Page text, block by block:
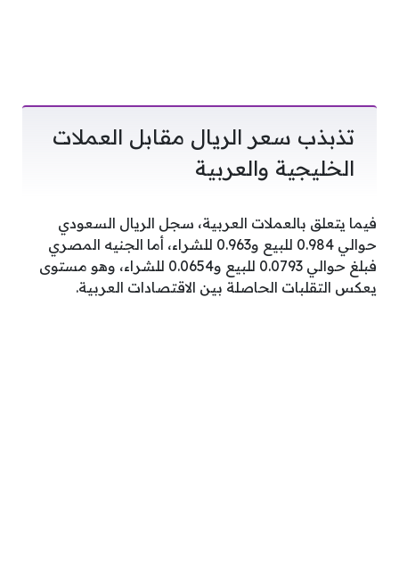
تذبذب سعر الريال مقابل العملات
الخليجية والعربية
فيما يتعلق بالعملات العربية، سجل الريال السعودي
حوالي 0.984 للبيع و0.963 للشراء، أما الجنيه المصري
فبلغ حوالي 0.0793 للبيع و0.0654 للشراء، وهو مستوى
يعكس التقلبات الحاصلة بين الاقتصادات العربية.